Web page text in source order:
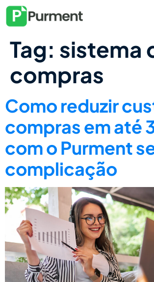
Tag: sistema
compras
Como reduzir
compras em até
com o Purment
complicação